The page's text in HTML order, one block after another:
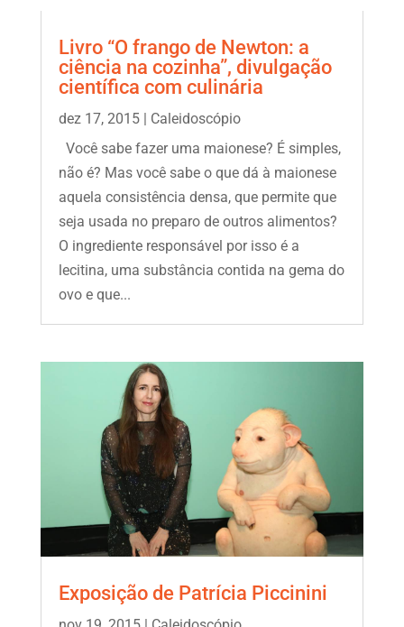
Livro “O frango de Newton: a
ciência na cozinha”, divulgação
científica com culinária
dez 17, 2015| Caleidoscópio
Você sabe fazer uma maionese? É simples,
não é? Mas você sabe o que dá à maionese
aquela consistência densa, que permite que
seja usada no preparo de outros alimentos?
O ingrediente responsável por isso é a
lecitina, uma substância contida na gema do
ovo e que...
Exposição de Patrícia Piccinini